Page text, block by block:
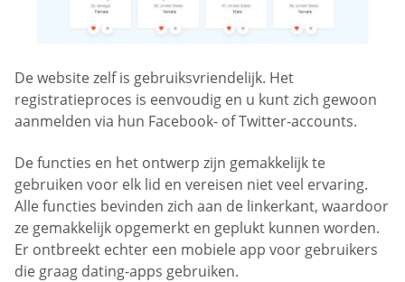
De website zelf is gebruiksvriendelijk. Het
registratieproces is eenvoudig en u kunt zich gewoon
aanmelden via hun Facebook- of Twitter-accounts.
De functies en het ontwerp zijn gemakkelijk te
gebruiken voor elk lid en vereisen niet veel ervaring.
Alle functies bevinden zich aan de linkerkant, waardoor
ze gemakkelijk opgemerkt en geplukt kunnen worden.
Er ontbreekt echter een mobiele app voor gebruikers
die graag dating-apps gebruiken.